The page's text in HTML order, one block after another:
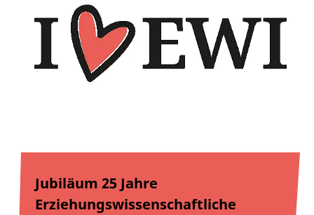
Jubiläum 25 Jahre
Erziehungswissenschaftliche